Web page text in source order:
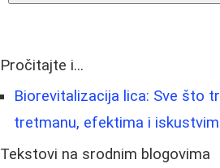
Pročitajte i...
Biorevitalizacija lica: Sve što
tretmanu, efektima i
Tekstovi na srodnim blogovima